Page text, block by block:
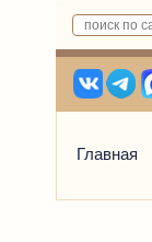
Главная